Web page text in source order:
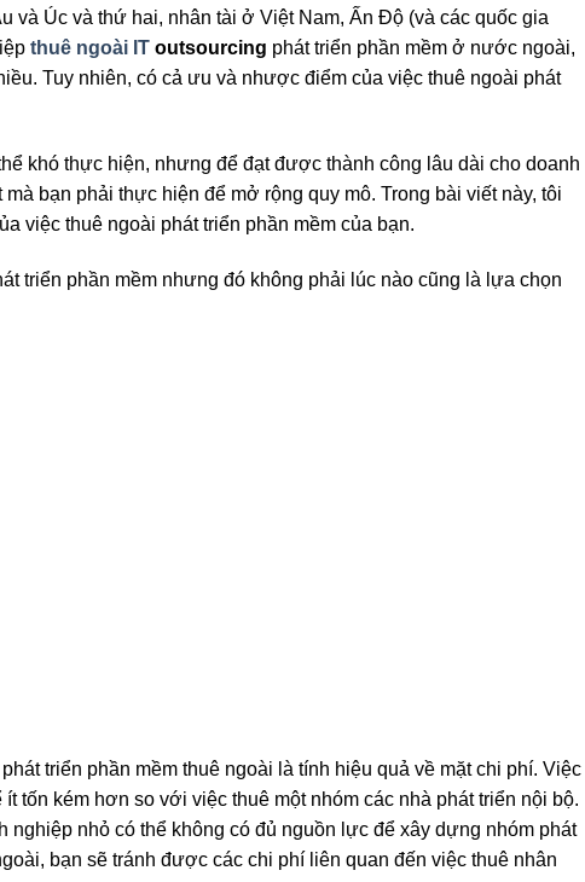
và Úc và thứ hai, nhân tài ở Việt Nam, Ấn Độ (và các quốc gia
thuê ngoài IT outsourcing phát triển phần mềm ở nước ngoài,
Tuy nhiên, có cả ưu và nhược điểm của việc thuê ngoài phát
khó thực hiện, nhưng để đạt được thành công lâu dài cho doanh
bạn phải thực hiện để mở rộng quy mô. Trong bài viết này, tôi
việc thuê ngoài phát triển phần mềm của bạn.
triển phần mềm nhưng đó không phải lúc nào cũng là lựa chọn
triển phần mềm thuê ngoài là tính hiệu quả về mặt chi phí. Việc
tốn kém hơn so với việc thuê một nhóm các nhà phát triển nội bộ.
nhỏ có thể không có đủ nguồn lực để xây dựng nhóm phát
bạn sẽ tránh được các chi phí liên quan đến việc thuê nhân